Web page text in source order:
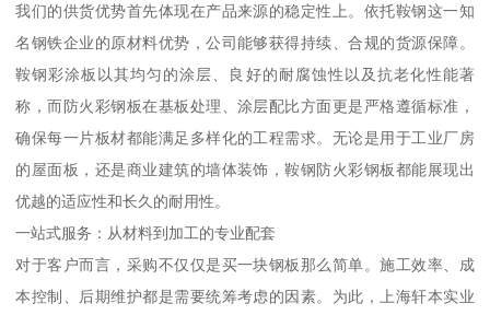
我们的供货优势首先体现在产品来源的稳定性上。依托鞍钢这一知
名钢铁企业的原材料优势，公司能够获得持续、合规的货源保障。
鞍钢彩涂板以其均匀的涂层、良好的耐腐蚀性以及抗老化性能著
称，而防火彩钢板在基板处理、涂层配比方面更是严格遵循标准，
确保每一片板材都能满足多样化的工程需求。无论是用于工业厂房
的屋面板，还是商业建筑的墙体装饰，鞍钢防火彩钢板都能展现出
优越的适应性和长久的耐用性。
一站式服务：从材料到加工的专业配套
对于客户而言，采购不仅仅是买一块钢板那么简单。施工效率、成
本控制、后期维护都是需要统筹考虑的因素。为此，上海轩本实业